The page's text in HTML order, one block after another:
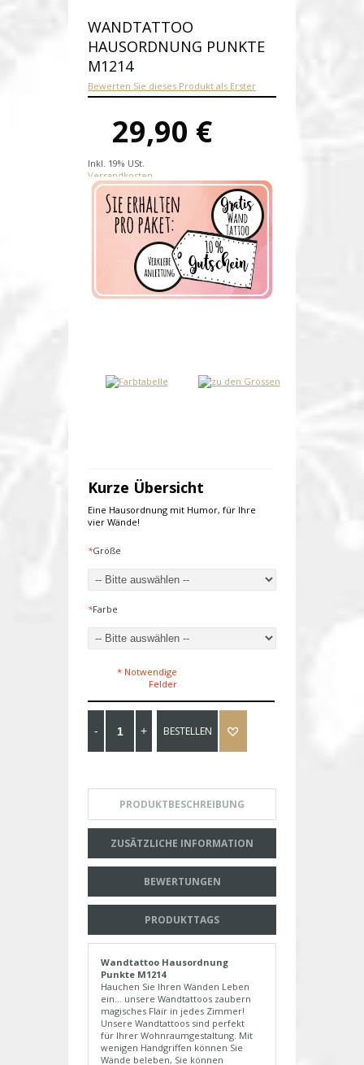
WANDTATTOO
HAUSORDNUNG PUNKTE
M1214
Bewerten Sie dieses Produkt als Erster
29,90 €
Inkl. 19% USt.
Versandkosten
Produktnummer:
Verfügbarkeit: Auf Lager
Lieferzeit: 1-2 Werktage nach
Zahlungseingang
Kurze Übersicht
Eine Hausordnung mit Humor, für Ihre
vier Wände!
*Größe
*Farbe
* Notwendige
Felder
BESTELLEN
PRODUKTBESCHREIBUNG
ZUSÄTZLICHE INFORMATION
BEWERTUNGEN
PRODUKTTAGS
Wandtattoo Hausordnung
Punkte M1214
Hauchen Sie Ihren Wänden Leben
ein... unsere Wandtattoos zaubern
magisches Flair in jedes Zimmer!
Unsere Wandtattoos sind perfekt
für Ihrer Wohnraumgestaltung. Mit
wenigen Handgriffen können Sie
Wände beleben, Sie können